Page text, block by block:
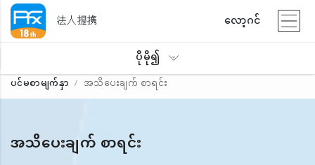
法人提携
လော့ဂင်
ပိုမို၍
ပင်မစာမျက်နှာ အသိပေးချက် စာရင်း
အသိပေးချက် စာရင်း